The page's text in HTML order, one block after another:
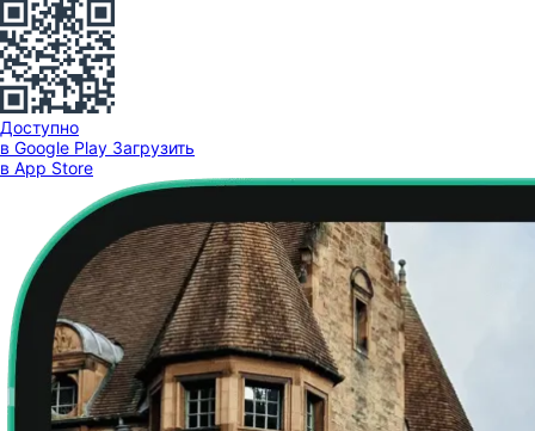
Доступно
в Google Play Загрузить
в App Store